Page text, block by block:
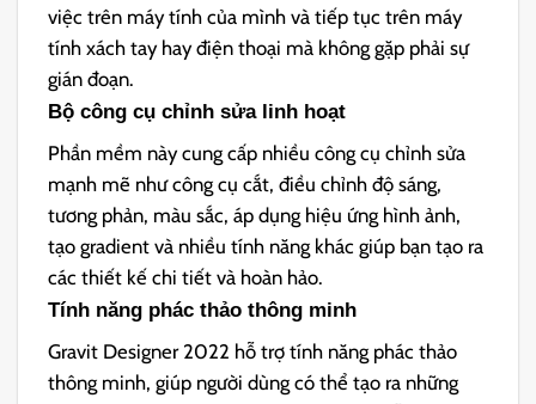
việc trên máy tính của mình và tiếp tục trên máy
tính xách tay hay điện thoại mà không gặp phải sự
gián đoạn.
Bộ công cụ chỉnh sửa linh hoạt
Phần mềm này cung cấp nhiều công cụ chỉnh sửa
mạnh mẽ như công cụ cắt, điều chỉnh độ sáng,
tương phản, màu sắc, áp dụng hiệu ứng hình ảnh,
tạo gradient và nhiều tính năng khác giúp bạn tạo ra
các thiết kế chi tiết và hoàn hảo.
Tính năng phác thảo thông minh
Gravit Designer 2022 hỗ trợ tính năng phác thảo
thông minh, giúp người dùng có thể tạo ra những